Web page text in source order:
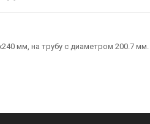
мм, на трубу с диаметром 200.7 мм.